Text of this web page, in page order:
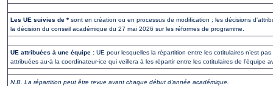
Les UE suivies de * sont en création ou en processus de modification ; les décisions
la décision du conseil académique du 27 mai 2026 sur les réformes de programme.
UE attribuées à une équipe : UE pour lesquelles la répartition entre les cotitulaires n’est
attribuées au·à la coordinateur·ice qui veillera à les répartir entre les cotitulaires de l’équipe
N.B. La répartition peut être revue avant chaque début d’année académique.